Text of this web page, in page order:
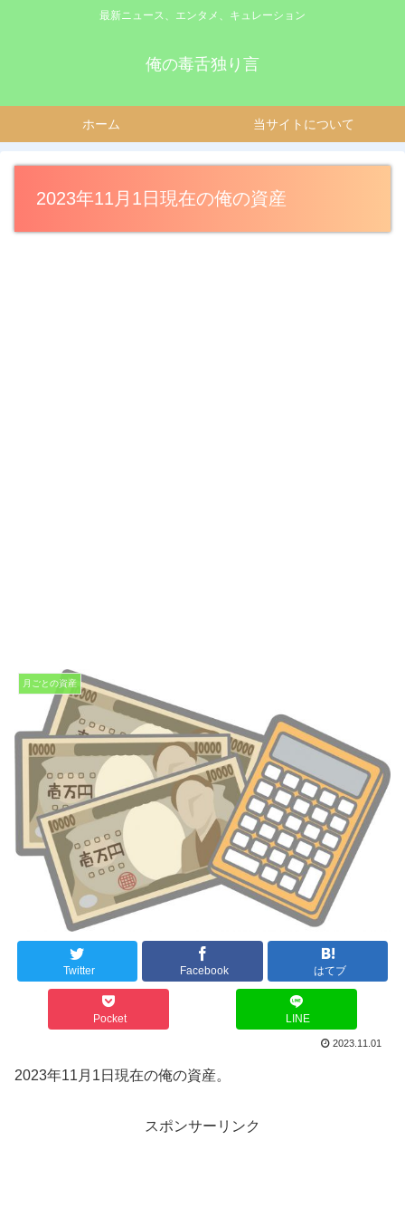
最新ニュース、エンタメ、キュレーション
俺の毒舌独り言
ホーム 当サイトについて
2023年11月1日現在の俺の資産
月ごとの資産
Twitter Facebook はてブ
Pocket LINE
2023.11.01
2023年11月1日現在の俺の資産。
スポンサーリンク